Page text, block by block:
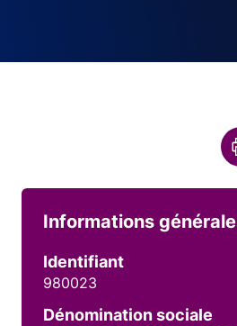
Informations
Identifiant
980023
Dénomination sociale